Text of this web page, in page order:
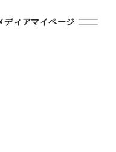
ディアマイページ